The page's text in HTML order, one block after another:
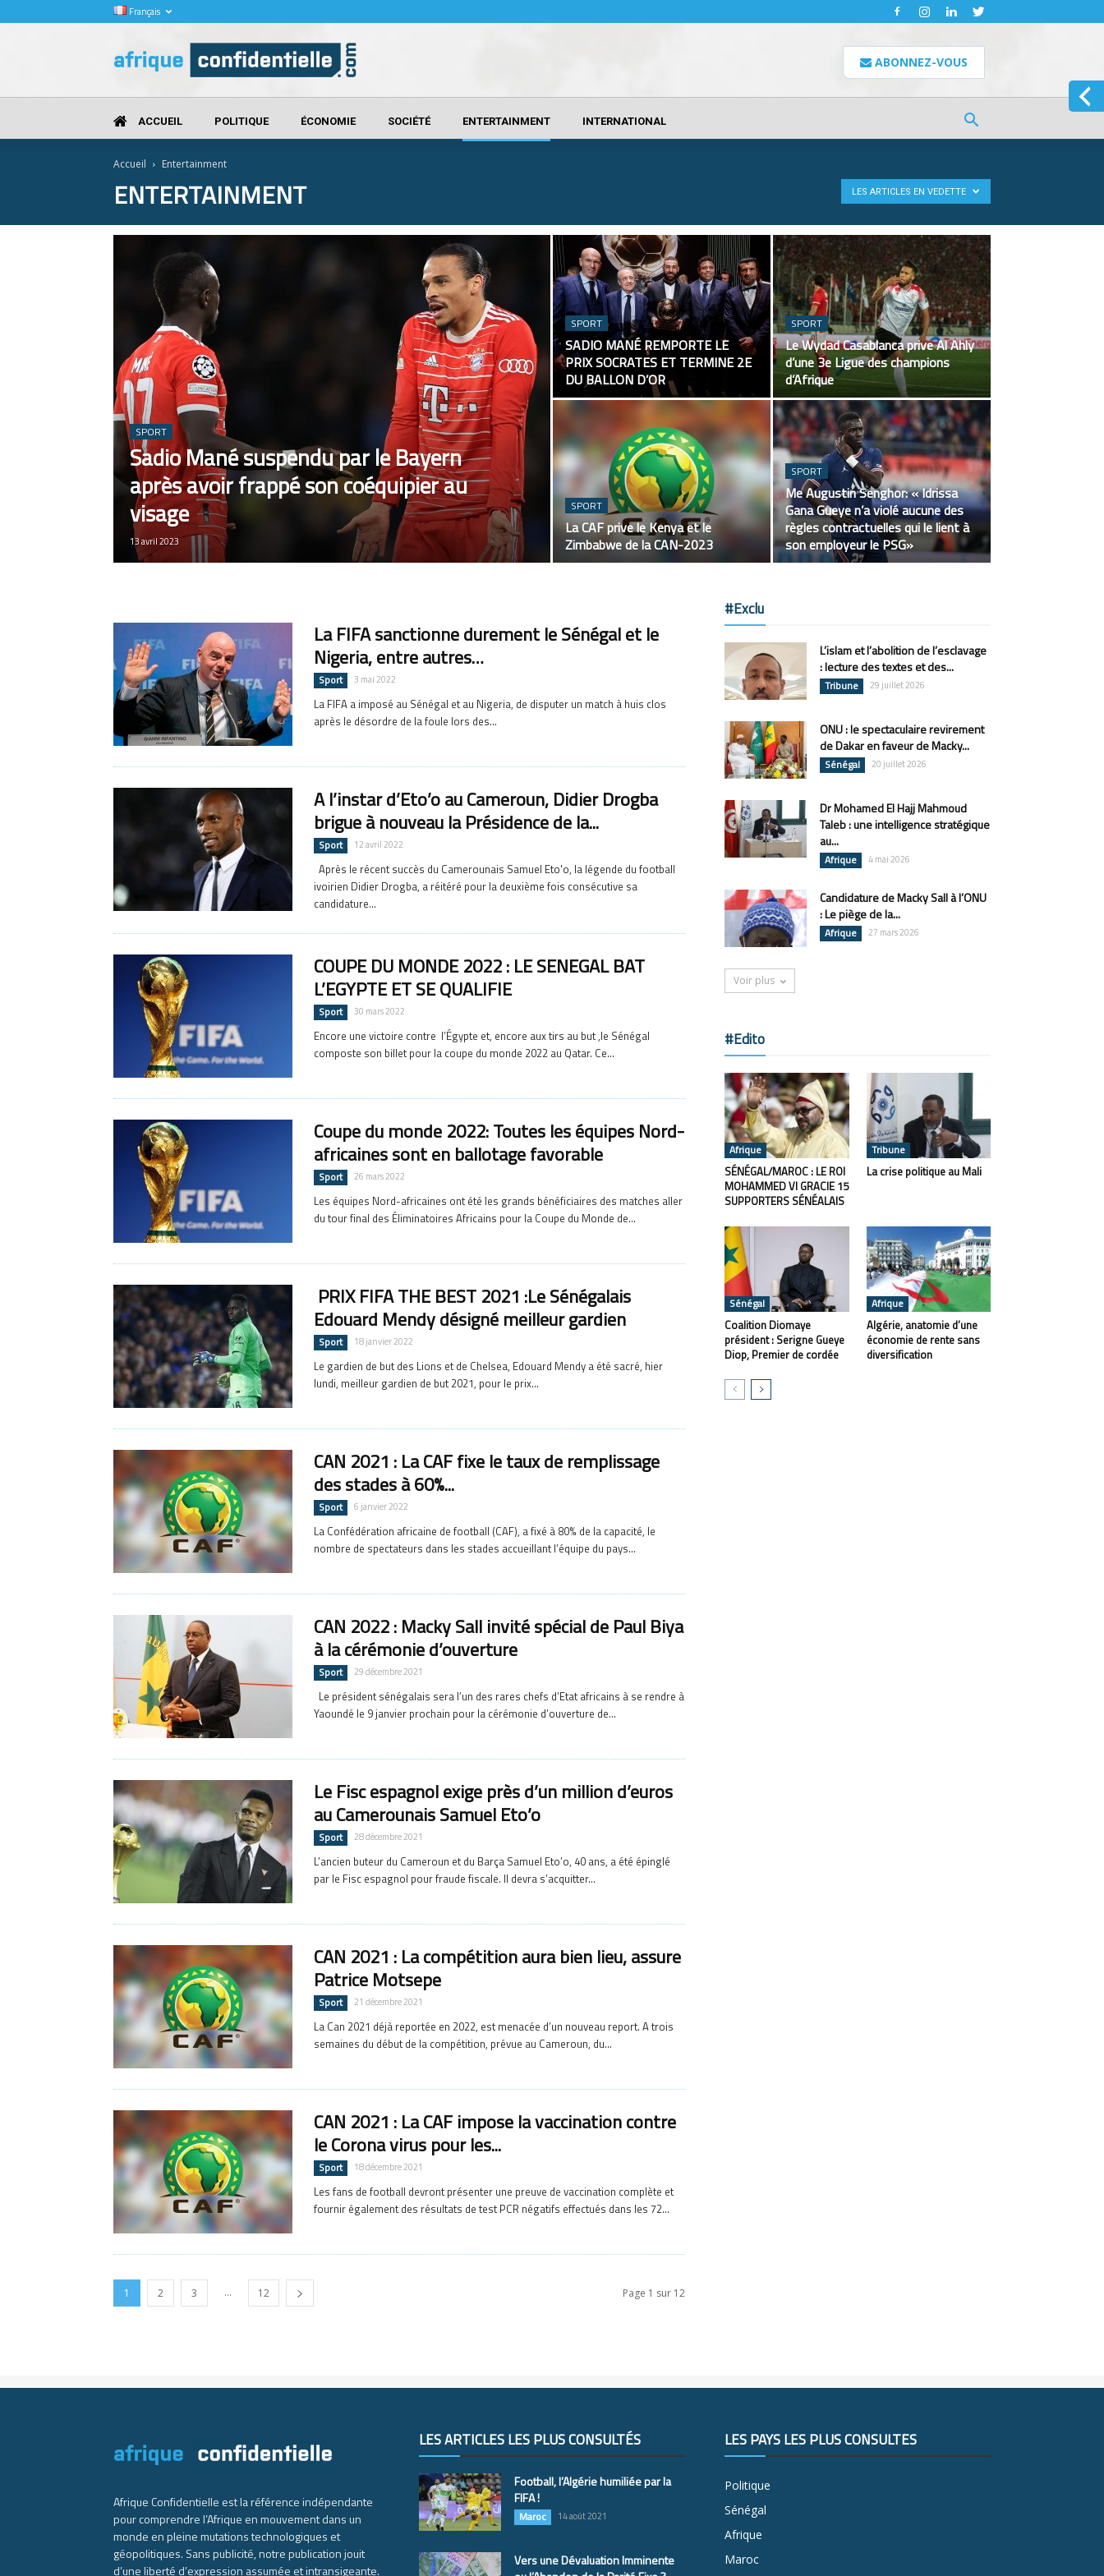
Français
Confidentielle
ABONNEZ-VOUS
ACCUEIL POLITIQUE ÉCONOMIE SOCIÉTÉ ENTERTAINMENT INTERNATIONAL
Accueil Entertainment
ENTERTAINMENT LES ARTICLES EN VEDETTE
SPORT
Sadio Mané suspendu par le Bayern
après avoir frappé son coéquipier au
visage
13 avril 2023
SPORT
SADIO MANÉ REMPORTE LE
PRIX SOCRATES ET TERMINE 2E
DU BALLON D’OR
SPORT
Le Wydad Casablanca prive Al Ahly
d’une 3e Ligue des champions
d’Afrique
SPORT
La CAF prive le Kenya et le
Zimbabwe de la CAN-2023
SPORT
Me Augustin Senghor: « Idrissa
Gana Gueye n’a violé aucune des
règles contractuelles qui le lient à
son employeur le PSG»
La FIFA sanctionne durement le Sénégal et le
Nigeria, entre autres…
Sport 3 mai 2022
La FIFA a imposé au Sénégal et au Nigeria, de disputer un match à huis clos
après le désordre de la foule lors des...
A l’instar d’Eto’o au Cameroun, Didier Drogba
brigue à nouveau la Présidence de la...
Sport 12 avril 2022
Après le récent succès du Camerounais Samuel Eto'o, la légende du football
ivoirien Didier Drogba, a réitéré pour la deuxième fois consécutive sa
candidature...
COUPE DU MONDE 2022 : LE SENEGAL BAT
L’EGYPTE ET SE QUALIFIE
Sport 30 mars 2022
Encore une victoire contre l’Égypte et, encore aux tirs au but ,le Sénégal
composte son billet pour la coupe du monde 2022 au Qatar. Ce...
Coupe du monde 2022: Toutes les équipes Nord-
africaines sont en ballotage favorable
Sport 26 mars 2022
Les équipes Nord-africaines ont été les grands bénéficiaires des matches aller
du tour final des Éliminatoires Africains pour la Coupe du Monde de...
PRIX FIFA THE BEST 2021 :Le Sénégalais
Edouard Mendy désigné meilleur gardien
Sport 18 janvier 2022
Le gardien de but des Lions et de Chelsea, Edouard Mendy a été sacré, hier
lundi, meilleur gardien de but 2021, pour le prix...
CAN 2021 : La CAF fixe le taux de remplissage
des stades à 60%...
Sport 6 janvier 2022
La Confédération africaine de football (CAF), a fixé à 80% de la capacité, le
nombre de spectateurs dans les stades accueillant l’équipe du pays...
CAN 2022 : Macky Sall invité spécial de Paul Biya
à la cérémonie d’ouverture
Sport 29 décembre 2021
Le président sénégalais sera l’un des rares chefs d’Etat africains à se rendre à
Yaoundé le 9 janvier prochain pour la cérémonie d’ouverture de...
Le Fisc espagnol exige près d’un million d’euros
au Camerounais Samuel Eto’o
Sport 28 décembre 2021
L’ancien buteur du Cameroun et du Barça Samuel Eto’o, 40 ans, a été épinglé
par le Fisc espagnol pour fraude fiscale. Il devra s’acquitter...
CAN 2021 : La compétition aura bien lieu, assure
Patrice Motsepe
Sport 21 décembre 2021
La Can 2021 déjà reportée en 2022, est menacée d’un nouveau report. A trois
semaines du début de la compétition, prévue au Cameroun, du...
CAN 2021 : La CAF impose la vaccination contre
le Corona virus pour les...
Sport 18 décembre 2021
Les fans de football devront présenter une preuve de vaccination complète et
fournir également des résultats de test PCR négatifs effectués dans les 72...
1 2 3 ... 12 Page 1 sur 12
#Exclu
L’islam et l’abolition de l’esclavage
: lecture des textes et des...
Tribune 29 juillet 2026
ONU : le spectaculaire revirement
de Dakar en faveur de Macky...
Sénégal 20 juillet 2026
Dr Mohamed El Hajj Mahmoud
Taleb : une intelligence stratégique
au...
Afrique 4 mai 2026
Candidature de Macky Sall à l’ONU
: Le piège de la...
Afrique 27 mars 2026
Voir plus
#Edito
Afrique
SÉNÉGAL/MAROC : LE ROI
MOHAMMED VI GRACIE 15
SUPPORTERS SÉNÉALAIS
Tribune
La crise politique au Mali
Sénégal
Coalition Diomaye
président : Serigne Gueye
Diop, Premier de cordée
Afrique
Algérie, anatomie d’une
économie de rente sans
diversification
Afrique Confidentielle est la référence indépendante
pour comprendre l’Afrique en mouvement dans un
monde en pleine mutations technologiques et
géopolitiques. Sans publicité, notre publication jouit
d’une liberté d’expression assumée et intransigeante.
LES ARTICLES LES PLUS CONSULTÉS
Football, l’Algérie humiliée par la
FIFA !
Maroc 14 août 2021
Vers une Dévaluation Imminente
LES PAYS LES PLUS CONSULTÉS
Politique
Sénégal
Afrique
Maroc